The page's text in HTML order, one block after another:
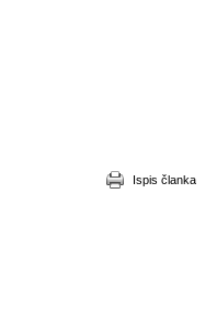
Ispis članka